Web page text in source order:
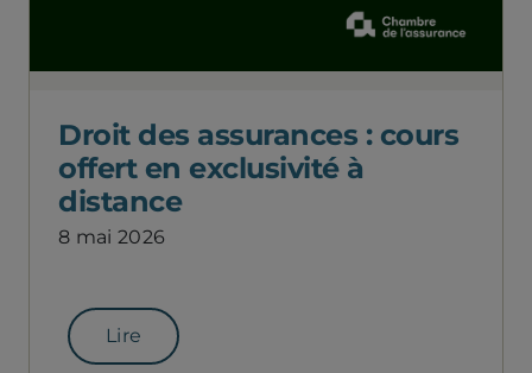
Droit des assurances : cours
offert en exclusivité à
distance
8 mai 2026
Lire